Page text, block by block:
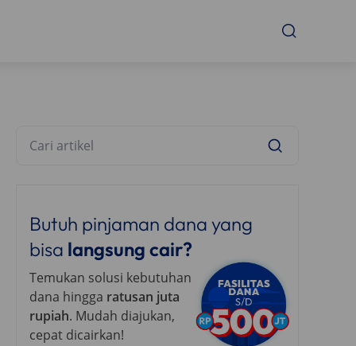
Butuh pinjaman dana yang
bisa langsung cair?
Temukan solusi kebutuhan
dana hingga ratusan juta
rupiah. Mudah diajukan,
cepat dicairkan!